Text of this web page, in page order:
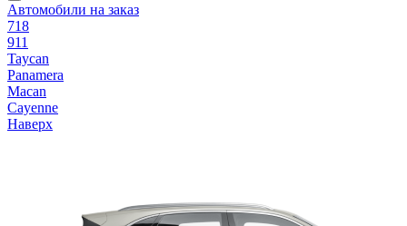
Автомобили на заказ
718
911
Taycan
Panamera
Macan
Cayenne
Наверх